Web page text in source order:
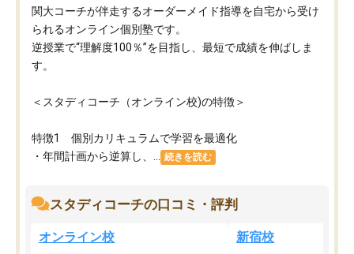
関大コーチが伴走するオーダーメイド指導を自宅から受け
られるオンライン個別塾です。
逆授業で“理解度100％”を目指し、最短で成績を伸ばしま
す。
＜スタディコーチ（オンライン校)の特徴＞
特徴1 個別カリキュラムで学習を最適化
・年間計画から逆算し、...
続きを読む
スタディコーチの口コミ・評判
オンライン校 新宿校